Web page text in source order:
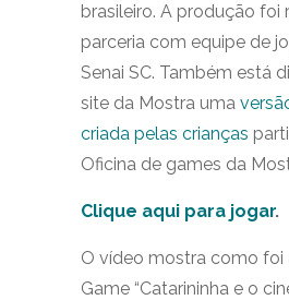
brasileiro. A produção foi
parceria com equipe de
Senai SC. Também está
site da Mostra uma
criada pelas crianças
Oficina de games da
Clique aqui para jogar.
O vídeo mostra como foi
Game “Catarininha e o